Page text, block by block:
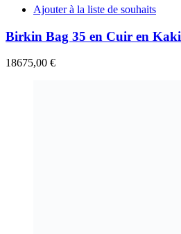
Ajouter à la liste de souhaits
Birkin Bag 35 en Cuir en Kaki
18675,00 €